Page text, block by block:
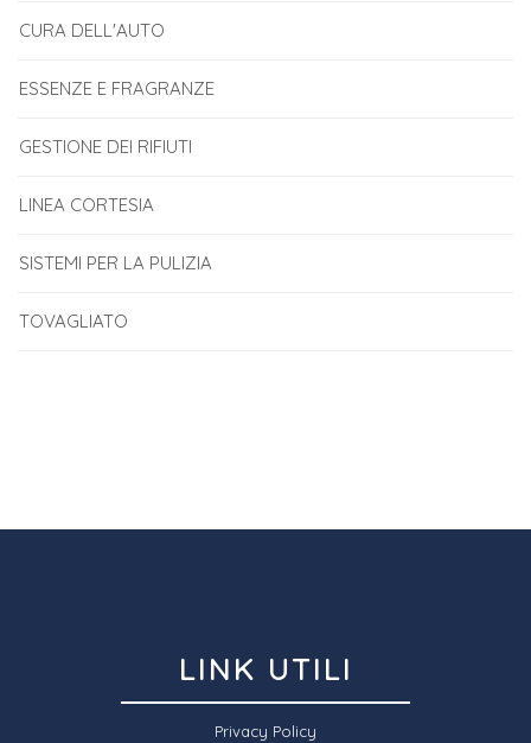
CURA DELL'AUTO
ESSENZE E FRAGRANZE
GESTIONE DEI RIFIUTI
LINEA CORTESIA
SISTEMI PER LA PULIZIA
TOVAGLIATO
LINK UTILI
Privacy Policy